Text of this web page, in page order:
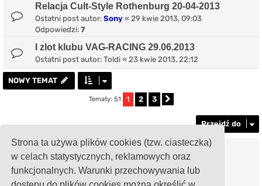
Strona ta używa plików cookies (tzw. ciasteczka)
w celach statystycznych, reklamowych oraz
funkcjonalnych. Warunki przechowywania lub
Relacja Cult-Style Rothenburg 20-04-2013
Ostatni post autor: Sony « 29 kwie 2013, 09:03
Odpowiedzi: 7
I zlot klubu VAG-RACING 29.06.2013
Ostatni post autor: Toldi « 23 kwie 2013, 22:12
NOWY TEMAT
Tematy: 51 1 2 3
Przejdź do
TWOJE UPRAWNIENIA NA TYM FORUM
tworzyć nowych tematów
Nie możeszodpowiadać w tematach
Nie możeszzmieniać swoich postów